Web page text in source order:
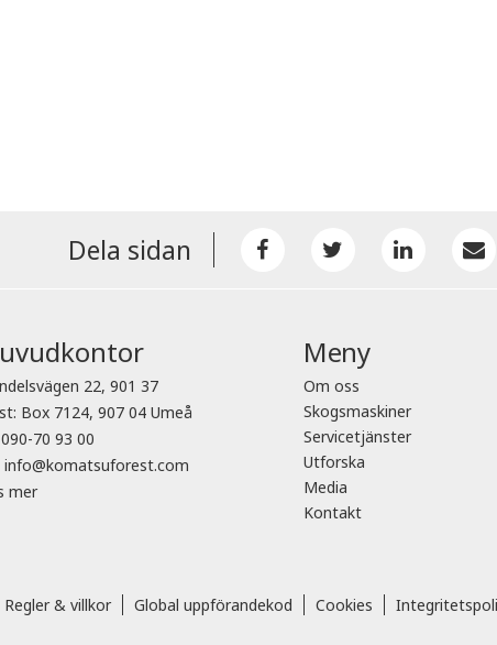
Dela sidan
22, 901 37
Box 7124, 907 04 Umeå
090-70 93 00
info@komatsuforest.com
mer
Meny
Om oss
Skogsmaskiner
Servicetjänster
Utforska
Media
Kontakt
Regler & villkor Global uppförandekod Cookies